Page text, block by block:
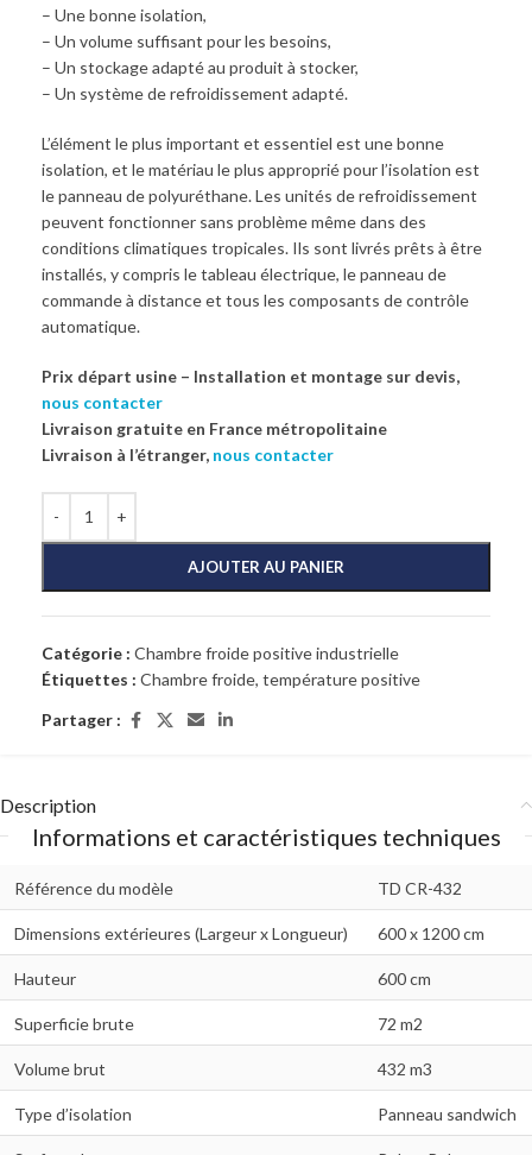
– Une bonne isolation,
– Un volume suffisant pour les besoins,
– Un stockage adapté au produit à stocker,
– Un système de refroidissement adapté.
L’élément le plus important et essentiel est une bonne
isolation, et le matériau le plus approprié pour l’isolation est
le panneau de polyuréthane. Les unités de refroidissement
peuvent fonctionner sans problème même dans des
conditions climatiques tropicales. Ils sont livrés prêts à être
installés, y compris le tableau électrique, le panneau de
commande à distance et tous les composants de contrôle
automatique.
Prix départ usine – Installation et montage sur devis,
nous contacter
Livraison gratuite en France métropolitaine
Livraison à l’étranger, nous contacter
AJOUTER AU PANIER
Catégorie : Chambre froide positive industrielle
Étiquettes : Chambre froide, température positive
Partager :
Description
Informations et caractéristiques techniques
Référence du modèle TD CR-432
Dimensions extérieures (Largeur x Longueur) 600 x 1200 cm
Hauteur 600 cm
Superficie brute 72 m2
Volume brut 432 m3
Type d’isolation Panneau sandwich